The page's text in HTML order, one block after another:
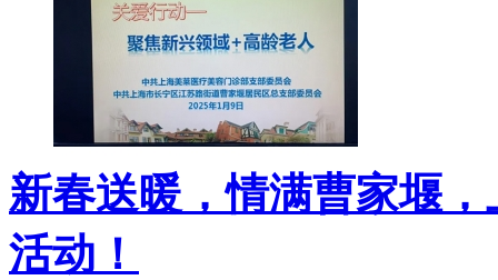
新春送暖，情满曹家堰
活动！